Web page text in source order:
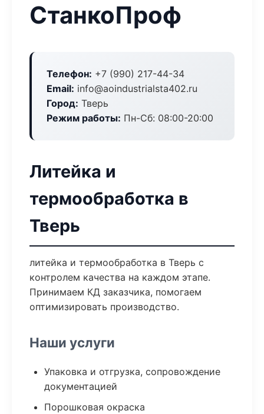
СтанкоПроф
Телефон: +7 (990) 217-44-34
Email: info@aoindustrialsta402.ru
Город: Тверь
Режим работы: Пн-Сб: 08:00-20:00
Литейка и
термообработка в
Тверь
литейка и термообработка в Тверь с
контролем качества на каждом этапе.
Принимаем КД заказчика, помогаем
оптимизировать производство.
Наши услуги
Упаковка и отгрузка, сопровождение
документацией
Порошковая окраска